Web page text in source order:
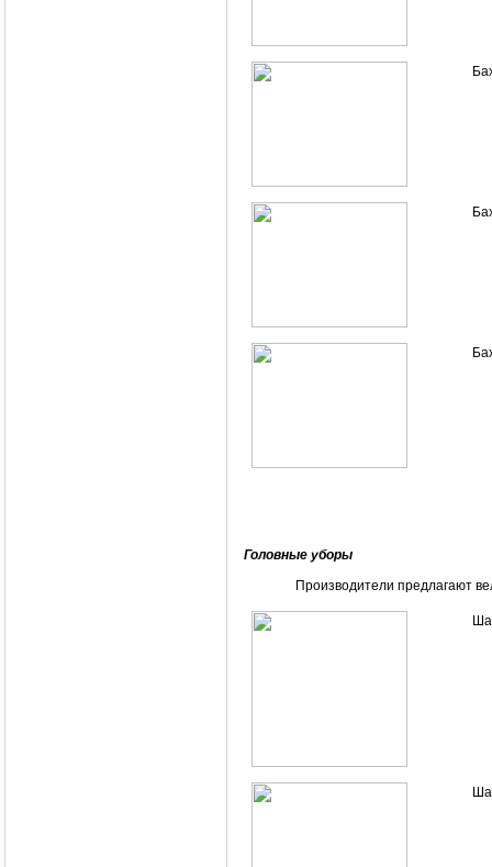
Головные уборы
Производители предлагают